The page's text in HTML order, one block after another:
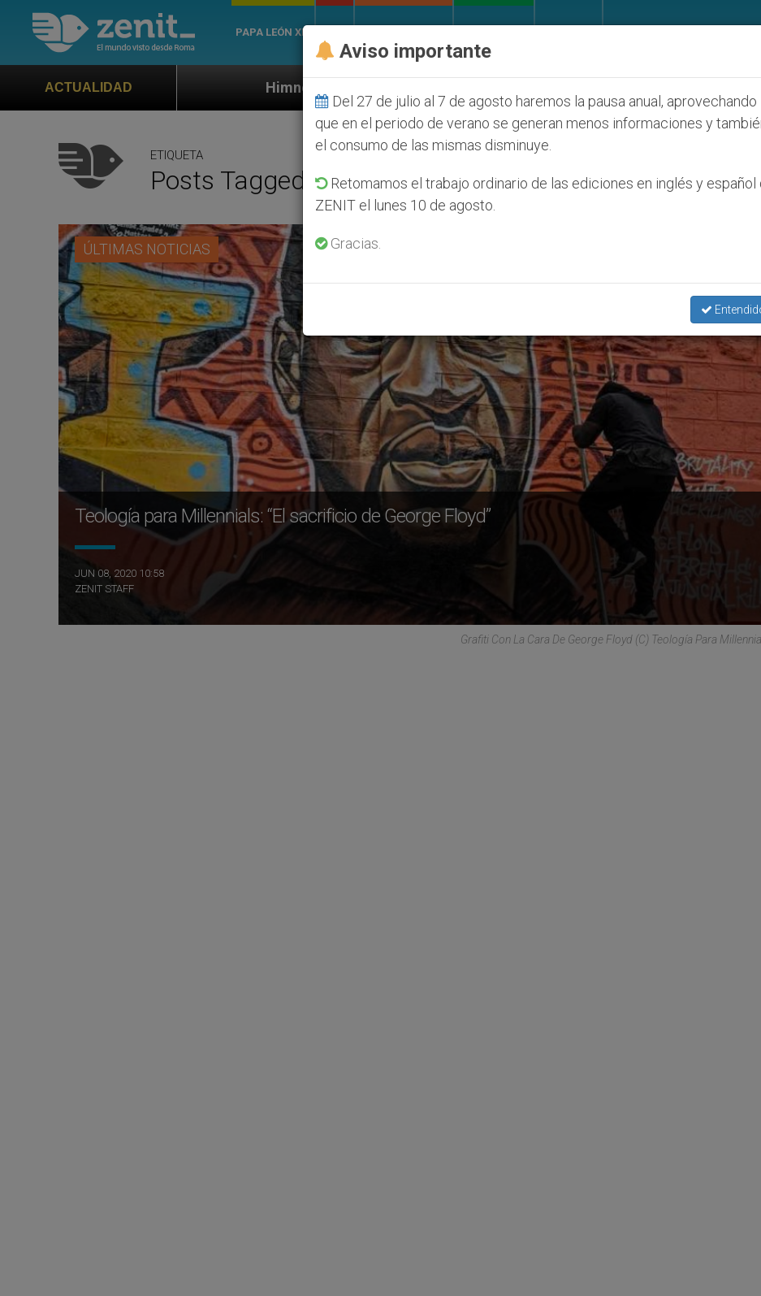
PAPA LEÓN XIV
ACTUALIDADHimno oficial de la Jornada Mundial de la Juventud Seúl 2027 ONU se pronuncia ante
ETIQUETA
Posts Tagged ‘modo De Protestar’
ÚLTIMAS NOTICIAS
Teología para Millennials: “El sacrificio de George Floyd”
JUN 08, 2020 10:58
ZENIT STAFF
Grafiti Con La Cara De George Floyd (C) Teología Para
Aviso importante
Del 27 de julio al 7 de agosto haremos la pausa anual, aprovechando
que en el periodo de verano se generan menos informaciones y
el consumo de las mismas disminuye.
Retomamos el trabajo ordinario de las ediciones en inglés y español
ZENIT el lunes 10 de agosto.
Gracias.